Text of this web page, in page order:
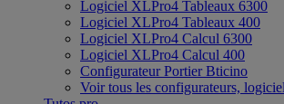
Logiciel XLPro4 Tableaux 6300
Logiciel XLPro4 Tableaux 400
Logiciel XLPro4 Calcul 6300
Logiciel XLPro4 Calcul 400
Configurateur Portier Bticino
Voir tous les configurateurs,